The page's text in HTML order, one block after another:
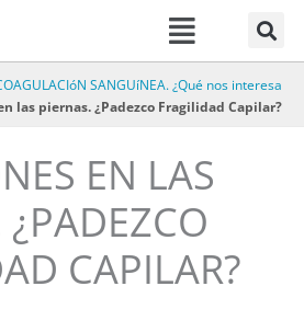
Menú
SANGUíNEA. ¿Qué nos interesa
las piernas. ¿Padezco Fragilidad Capilar?
EN LAS
CAPILAR?